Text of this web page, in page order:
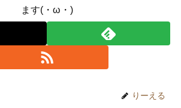
ます(・ω・)
りーえる